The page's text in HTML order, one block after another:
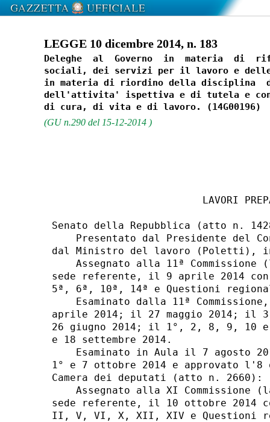
LEGGE 10 dicembre 2014, n. 183
Deleghe  al  Governo  in  materia  di
sociali, dei servizi per il lavoro e
in materia di riordino della disciplina
dell'attivita' ispettiva e di tutela e
(GU n.290 del 15-12-2014 )
LAVORI
Senato della Repubblica (atto n.
Presentato dal Presidente del
dal Ministro del lavoro (Poletti),
Assegnato alla 11ª Commissione
sede referente, il 9 aprile 2014
5ª, 6ª, 10ª, 14ª e Questioni
Esaminato dalla 11ª
aprile 2014; il 27 maggio 2014; il
26 giugno 2014; il 1°, 2, 8, 9, 10
e 18 settembre 2014.
Esaminato in Aula il 7 agosto
1° e 7 ottobre 2014 e approvato
Camera dei deputati (atto n. 2660):
Assegnato alla XI Commissione
sede referente, il 10 ottobre 2014
II, V, VI, X, XII, XIV e Questioni